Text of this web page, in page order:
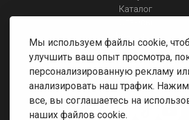
Мы используем файлы cookie,
улучшить ваш опыт просмотра,
персонализированную рекламу
анализировать наш трафик.
все, вы соглашаетесь на
наших файлов cookie.
Каталог
Правила защиты персональных
Доставка и оплата
Условия возврата